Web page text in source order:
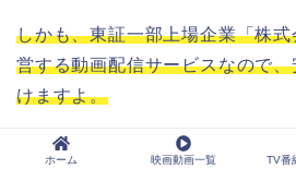
しかも、東証一部上場企業「株
営する動画配信サービスなので
けますよ。
ホーム 映画動画一覧 TV番